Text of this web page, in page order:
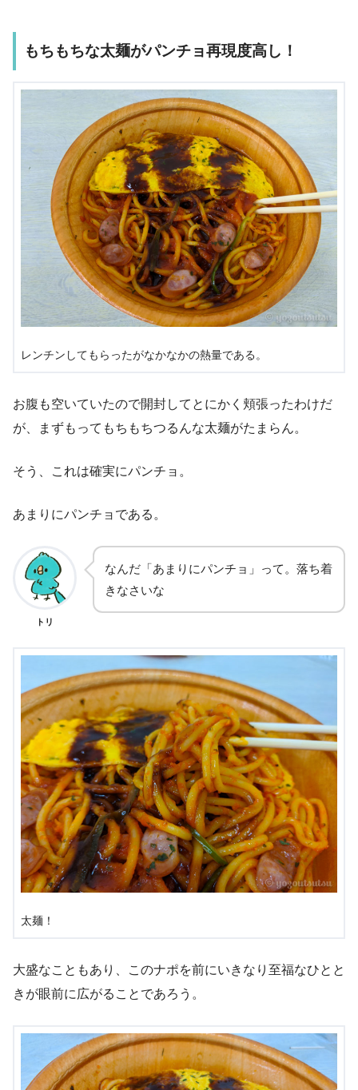
もちもちな太麺がパンチョ再現度高し！
レンチンしてもらったがなかなかの熱量である。
お腹も空いていたので開封してとにかく頬張ったわけだ
が、まずもってもちもちつるんな太麺がたまらん。
そう、これは確実にパンチョ。
あまりにパンチョである。
トリ
なんだ「あまりにパンチョ」って。落ち着
きなさいな
太麺！
大盛なこともあり、このナポを前にいきなり至福なひとと
きが眼前に広がることであろう。